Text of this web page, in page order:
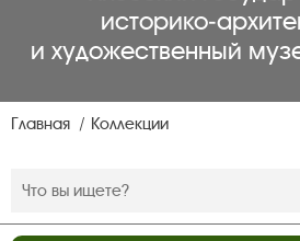
и художественный
Главная Коллекции